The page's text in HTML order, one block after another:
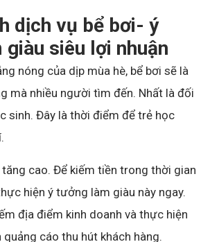
dịch vụ bể bơi- ý
siêu lợi nhuận
nóng của dịp mùa hè, bể bơi sẽ là
mà nhiều người tìm đến. Nhất là đối
sinh. Đây là thời điểm để trẻ học
tăng cao. Để kiếm tiền trong thời gian
hiện ý tưởng làm giàu này ngay.
địa điểm kinh doanh và thực hiện
cáo thu hút khách hàng.